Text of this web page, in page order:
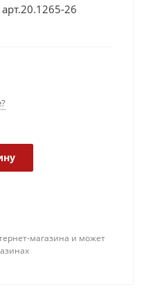
26
магазина и может